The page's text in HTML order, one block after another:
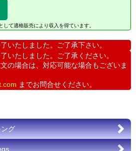
て適格販売により収入を得ています。
いたしました。ご了承下さい。
いたしました。ご了承ください。
の場合は、対応可能な場合もございま
までお問合せください。
グ